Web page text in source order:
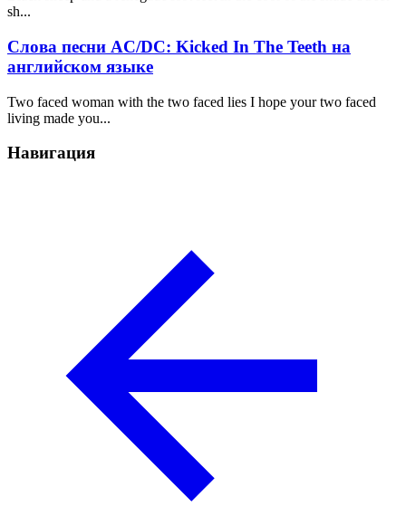
sh...
Слова песни AC/DC: Kicked In The Teeth на
английском языке
Two faced woman with the two faced lies I hope your two faced
living made you...
Навигация